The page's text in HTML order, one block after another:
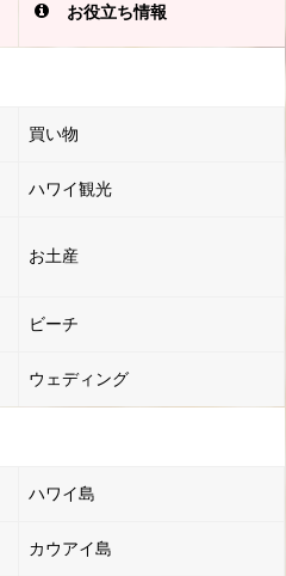
お役立ち情報
買い物
ハワイ観光
お土産
ビーチ
ウェディング
ハワイ島
カウアイ島